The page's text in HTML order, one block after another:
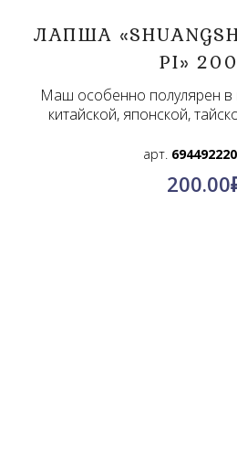
ЛАПША
PI»
Маш особенно полулярен в
китайской, японской,
арт.
200.00